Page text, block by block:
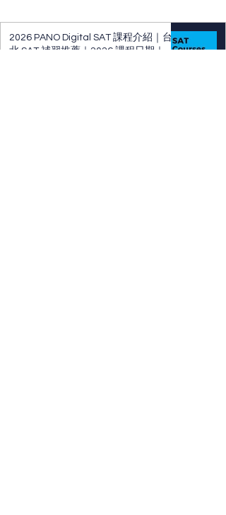
2026 PANO Digital SAT 課程介紹｜台
北 SAT 補習推薦｜2026 課程日期｜